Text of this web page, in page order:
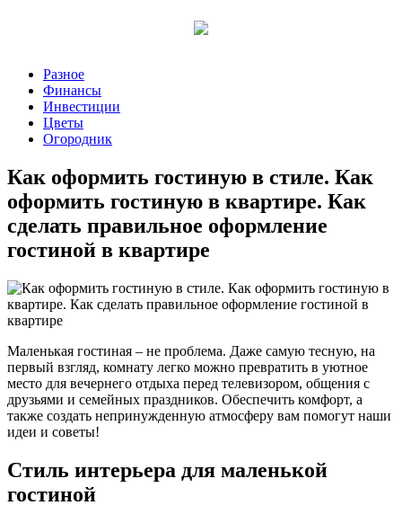
Разное
Финансы
Инвестиции
Цветы
Огородник
Как оформить гостиную в стиле. Как
оформить гостиную в квартире. Как
сделать правильное оформление
гостиной в квартире
Маленькая гостиная – не проблема. Даже самую тесную, на
первый взгляд, комнату легко можно превратить в уютное
место для вечернего отдыха перед телевизором, общения с
друзьями и семейных праздников. Обеспечить комфорт, а
также создать непринужденную атмосферу вам помогут наши
идеи и советы!
Стиль интерьера для маленькой
гостиной